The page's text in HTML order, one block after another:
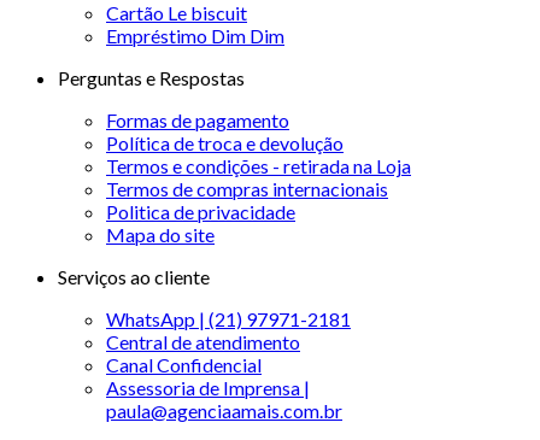
Cartão Le biscuit
Empréstimo Dim Dim
Perguntas e Respostas
Formas de pagamento
Política de troca e devolução
Termos e condições - retirada na Loja
Termos de compras internacionais
Politica de privacidade
Mapa do site
Serviços ao cliente
WhatsApp | (21) 97971-2181
Central de atendimento
Canal Confidencial
Assessoria de Imprensa |
paula@agenciaamais.com.br